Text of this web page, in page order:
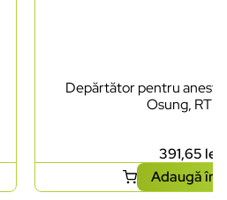
Depărtător pentru
Osung,
391,65 lei
Adaugă în